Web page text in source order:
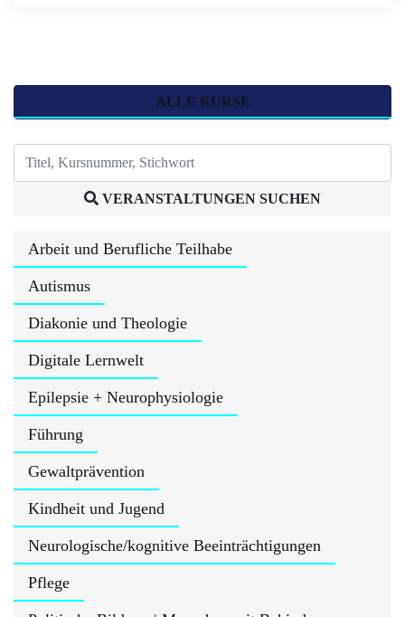
ALLE KURSE
VERANSTALTUNGEN SUCHEN
Arbeit und Berufliche Teilhabe
Autismus
Diakonie und Theologie
Digitale Lernwelt
Epilepsie + Neurophysiologie
Führung
Gewaltprävention
Kindheit und Jugend
Neurologische/kognitive Beeinträchtigungen
Pflege